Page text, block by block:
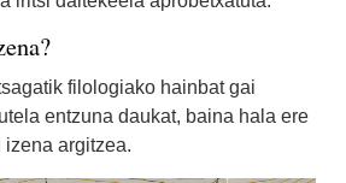
filologiako hainbat gai
entzuna daukat, baina hala ere
argitzea.